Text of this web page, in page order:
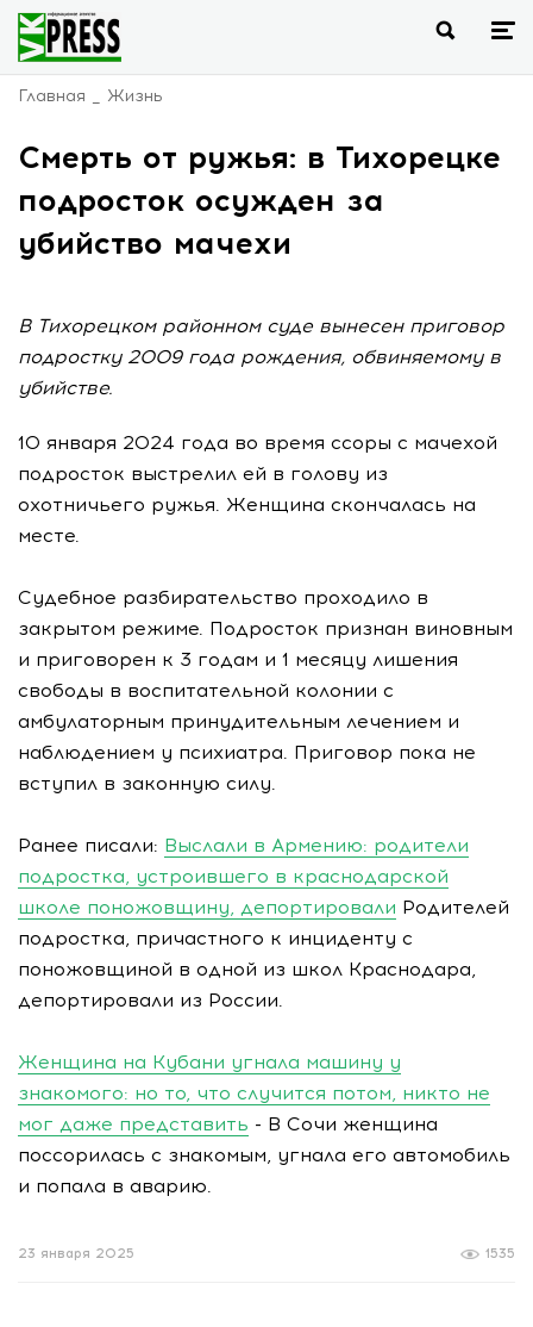
Главная Жизнь
Смерть от ружья: в Тихорецке
подросток осужден за
убийство мачехи
В Тихорецком районном суде вынесен приговор
подростку 2009 года рождения, обвиняемому в
убийстве.
10 января 2024 года во время ссоры с мачехой
подросток выстрелил ей в голову из
охотничьего ружья. Женщина скончалась на
месте.
Судебное разбирательство проходило в
закрытом режиме. Подросток признан виновным
и приговорен к 3 годам и 1 месяцу лишения
свободы в воспитательной колонии с
амбулаторным принудительным лечением и
наблюдением у психиатра. Приговор пока не
вступил в законную силу.
Ранее писали: Выслали в Армению: родители
подростка, устроившего в краснодарской
школе поножовщину, депортировали Родителей
подростка, причастного к инциденту с
поножовщиной в одной из школ Краснодара,
депортировали из России.
Женщина на Кубани угнала машину у
знакомого: но то, что случится потом, никто не
мог даже представить - В Сочи женщина
поссорилась с знакомым, угнала его автомобиль
и попала в аварию.
1535
23 января 2025